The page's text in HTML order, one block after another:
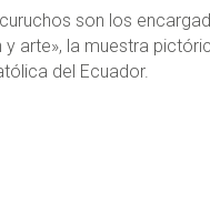
son los
arte», la muestra
del Ecuador.